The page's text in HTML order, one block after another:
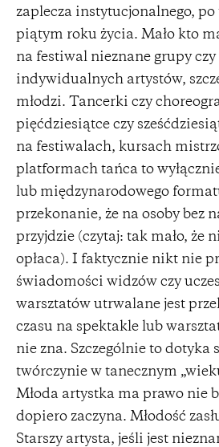
zaplecza instytucjonalnego,
piątym roku życia. Mało kto
na festiwal nieznane grupy czy
indywidualnych artystów,
młodzi. Tancerki czy
pięćdziesiątce czy
na festiwalach, kursach
platformach tańca to
lub międzynarodowego
przekonanie, że na osoby bez
przyjdzie (czytaj: tak mało, że
opłaca). I faktycznie nikt nie
świadomości widzów czy
warsztatów utrwalane jest
czasu na spektakle lub
nie zna. Szczególnie to dotyka
twórczynie w tanecznym
Młoda artystka ma prawo nie
dopiero zaczyna. Młodość
Starszy artysta, jeśli jest